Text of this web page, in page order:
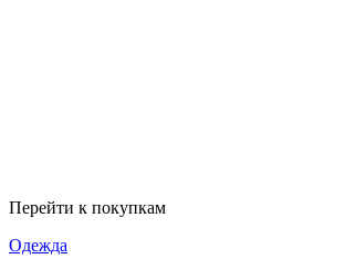
Перейти к покупкам
Одежда